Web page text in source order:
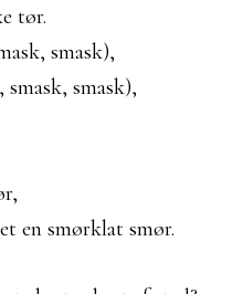
tør.
smask),
smask),
en smørklat smør.